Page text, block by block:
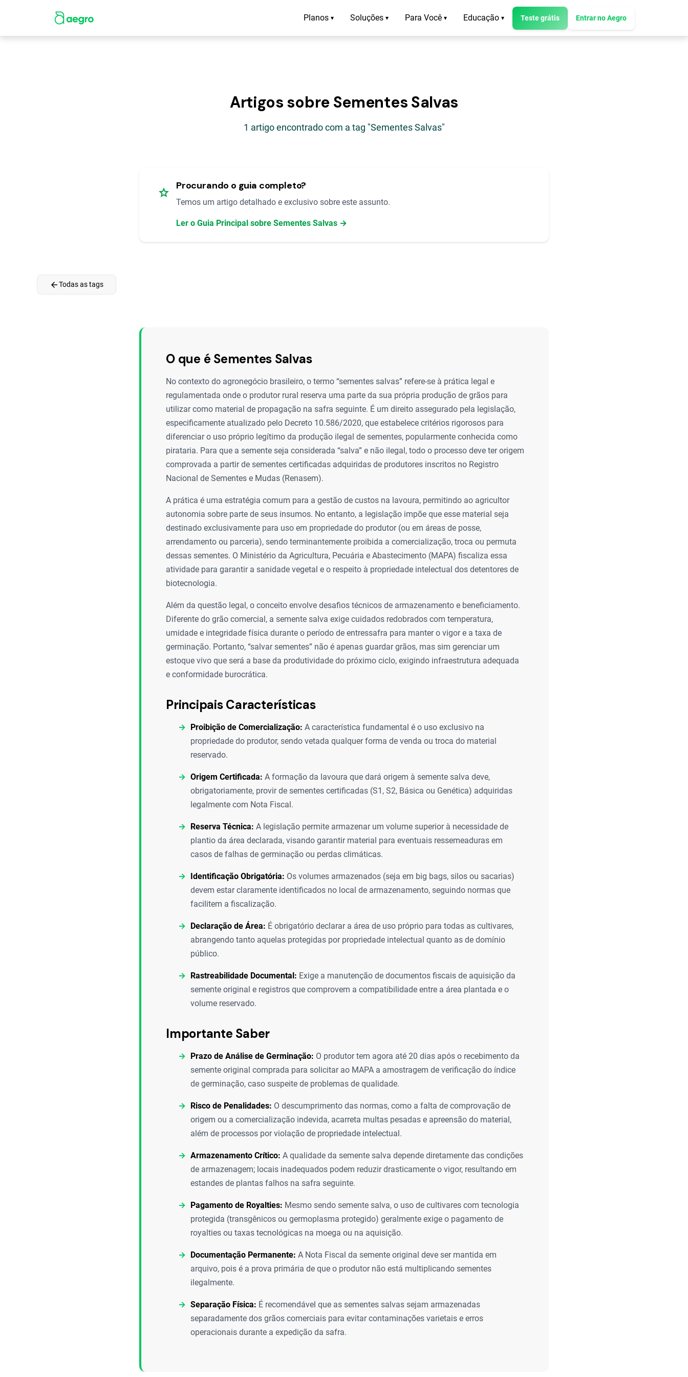
Planos ▾ Soluções ▾ Para Você ▾ Educação ▾ Teste grátis Entrar no Aegro
Artigos sobre Sementes Salvas
1 artigo encontrado com a tag "Sementes Salvas"
star Procurando o guia completo?
Temos um artigo detalhado e exclusivo sobre este assunto.
Ler o Guia Principal sobre Sementes Salvas →
arrow_backTodas as tags
O que é Sementes Salvas
No contexto do agronegócio brasileiro, o termo “sementes salvas” refere-se à prática legal e
regulamentada onde o produtor rural reserva uma parte da sua própria produção de grãos para
utilizar como material de propagação na safra seguinte. É um direito assegurado pela legislação,
especificamente atualizado pelo Decreto 10.586/2020, que estabelece critérios rigorosos para
diferenciar o uso próprio legítimo da produção ilegal de sementes, popularmente conhecida como
pirataria. Para que a semente seja considerada “salva” e não ilegal, todo o processo deve ter origem
comprovada a partir de sementes certificadas adquiridas de produtores inscritos no Registro
Nacional de Sementes e Mudas (Renasem).
A prática é uma estratégia comum para a gestão de custos na lavoura, permitindo ao agricultor
autonomia sobre parte de seus insumos. No entanto, a legislação impõe que esse material seja
destinado exclusivamente para uso em propriedade do produtor (ou em áreas de posse,
arrendamento ou parceria), sendo terminantemente proibida a comercialização, troca ou permuta
dessas sementes. O Ministério da Agricultura, Pecuária e Abastecimento (MAPA) fiscaliza essa
atividade para garantir a sanidade vegetal e o respeito à propriedade intelectual dos detentores de
biotecnologia.
Além da questão legal, o conceito envolve desafios técnicos de armazenamento e beneficiamento.
Diferente do grão comercial, a semente salva exige cuidados redobrados com temperatura,
umidade e integridade física durante o período de entressafra para manter o vigor e a taxa de
germinação. Portanto, “salvar sementes” não é apenas guardar grãos, mas sim gerenciar um
estoque vivo que será a base da produtividade do próximo ciclo, exigindo infraestrutura adequada
e conformidade burocrática.
Principais Características
Proibição de Comercialização: A característica fundamental é o uso exclusivo na
propriedade do produtor, sendo vetada qualquer forma de venda ou troca do material
reservado.
Origem Certificada: A formação da lavoura que dará origem à semente salva deve,
obrigatoriamente, provir de sementes certificadas (S1, S2, Básica ou Genética) adquiridas
legalmente com Nota Fiscal.
Reserva Técnica: A legislação permite armazenar um volume superior à necessidade de
plantio da área declarada, visando garantir material para eventuais ressemeaduras em
casos de falhas de germinação ou perdas climáticas.
Identificação Obrigatória: Os volumes armazenados (seja em big bags, silos ou sacarias)
devem estar claramente identificados no local de armazenamento, seguindo normas que
facilitem a fiscalização.
Declaração de Área: É obrigatório declarar a área de uso próprio para todas as cultivares,
abrangendo tanto aquelas protegidas por propriedade intelectual quanto as de domínio
público.
Rastreabilidade Documental: Exige a manutenção de documentos fiscais de aquisição da
semente original e registros que comprovem a compatibilidade entre a área plantada e o
volume reservado.
Importante Saber
Prazo de Análise de Germinação: O produtor tem agora até 20 dias após o recebimento da
semente original comprada para solicitar ao MAPA a amostragem de verificação do índice
de germinação, caso suspeite de problemas de qualidade.
Risco de Penalidades: O descumprimento das normas, como a falta de comprovação de
origem ou a comercialização indevida, acarreta multas pesadas e apreensão do material,
além de processos por violação de propriedade intelectual.
Armazenamento Crítico: A qualidade da semente salva depende diretamente das condições
de armazenagem; locais inadequados podem reduzir drasticamente o vigor, resultando em
estandes de plantas falhos na safra seguinte.
Pagamento de Royalties: Mesmo sendo semente salva, o uso de cultivares com tecnologia
protegida (transgênicos ou germoplasma protegido) geralmente exige o pagamento de
royalties ou taxas tecnológicas na moega ou na aquisição.
Documentação Permanente: A Nota Fiscal da semente original deve ser mantida em
arquivo, pois é a prova primária de que o produtor não está multiplicando sementes
ilegalmente.
Separação Física: É recomendável que as sementes salvas sejam armazenadas
separadamente dos grãos comerciais para evitar contaminações varietais e erros
operacionais durante a expedição da safra.